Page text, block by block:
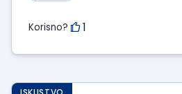
Korisno? 1